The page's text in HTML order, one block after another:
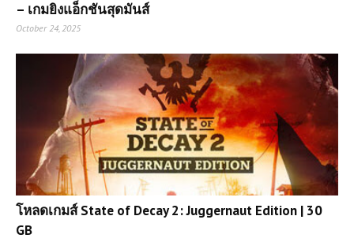
– เกมยิงแอ็กชันสุดมันส์
October 24, 2025
โหลดเกมส์ State of Decay 2: Juggernaut Edition | 30
GB